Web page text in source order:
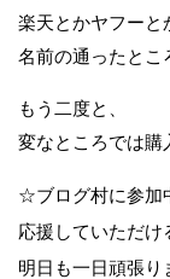
楽天とかヤフーと
名前の通ったとこ
もう二度と、
変なところでは購
☆ブログ村に参加
応援していただけ
明日も一日頑張り